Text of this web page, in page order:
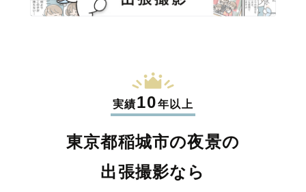
実績10年以上
東京都稲城市の夜景の
出張撮影なら